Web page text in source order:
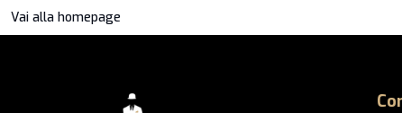
Vai alla homepage